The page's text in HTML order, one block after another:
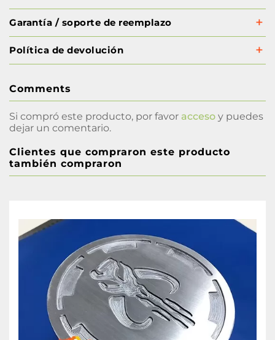
Garantía / soporte de reemplazo
Política de devolución
Comments
Si compró este producto, por favor acceso y puedes
dejar un comentario.
Clientes que compraron este producto
también compraron